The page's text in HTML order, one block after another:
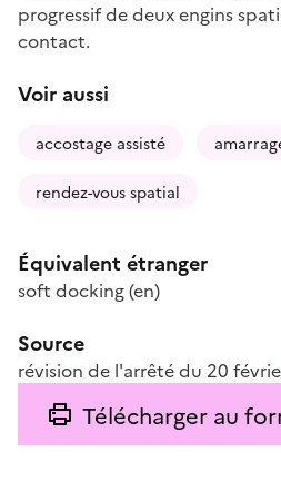
progressif de deux engins
contact.
Voir aussi
accostage assisté
rendez-vous spatial
Équivalent étranger
soft docking(en)
Source
révision de l'arrêté du 20
Télécharger au